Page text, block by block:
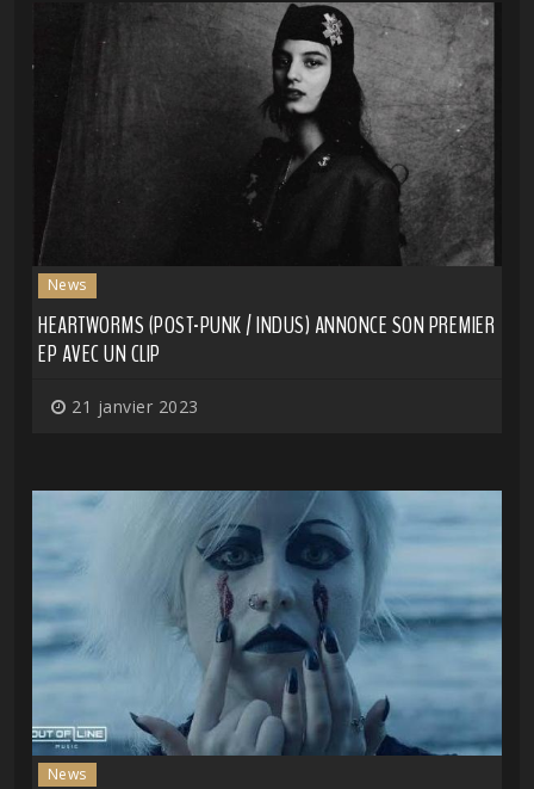
News
HEARTWORMS (POST-PUNK / INDUS) ANNONCE SON PREMIER
EP AVEC UN CLIP
21 janvier 2023
News